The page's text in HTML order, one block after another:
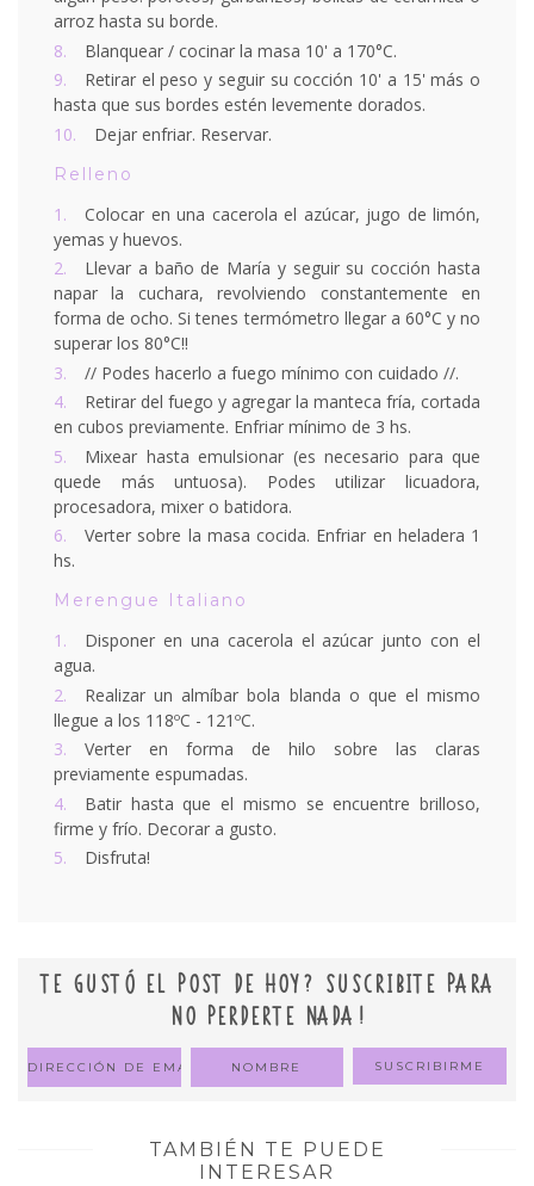
arroz hasta su borde.
Blanquear / cocinar la masa 10' a 170°C.
Retirar el peso y seguir su cocción 10' a 15' más o
hasta que sus bordes estén levemente dorados.
Dejar enfriar. Reservar.
Relleno
Colocar en una cacerola el azúcar, jugo de limón,
yemas y huevos.
Llevar a baño de María y seguir su cocción hasta
napar la cuchara, revolviendo constantemente en
forma de ocho. Si tenes termómetro llegar a 60°C y no
superar los 80°C!!
// Podes hacerlo a fuego mínimo con cuidado //.
Retirar del fuego y agregar la manteca fría, cortada
en cubos previamente. Enfriar mínimo de 3 hs.
Mixear hasta emulsionar (es necesario para que
quede más untuosa). Podes utilizar licuadora,
procesadora, mixer o batidora.
Verter sobre la masa cocida. Enfriar en heladera 1
hs.
Merengue Italiano
Disponer en una cacerola el azúcar junto con el
agua.
Realizar un almíbar bola blanda o que el mismo
llegue a los 118ºC - 121ºC.
Verter en forma de hilo sobre las claras
previamente espumadas.
Batir hasta que el mismo se encuentre brilloso,
firme y frío. Decorar a gusto.
Disfruta!
TE GUSTÓ EL POST DE HOY? SUSCRIBITE PARA
NO PERDERTE NADA!
TAMBIÉN TE PUEDE
INTERESAR